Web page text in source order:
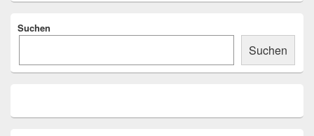
Suchen
Suchen